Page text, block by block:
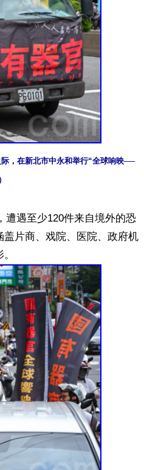
，在新北市中永和举行“全球响映──
遭遇至少120件来自境外的恐
片商、戏院、医院、政府机